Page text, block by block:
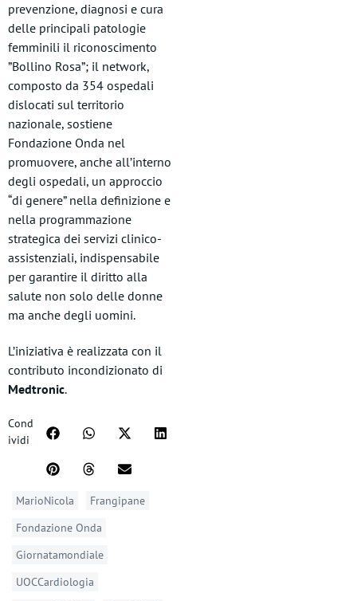
prevenzione, diagnosi e cura
delle principali patologie
femminili il riconoscimento
”Bollino Rosa”; il network,
composto da 354 ospedali
dislocati sul territorio
nazionale, sostiene
Fondazione Onda nel
promuovere, anche all’interno
degli ospedali, un approccio
“di genere” nella definizione e
nella programmazione
strategica dei servizi clinico-
assistenziali, indispensabile
per garantire il diritto alla
salute non solo delle donne
ma anche degli uomini.
L’iniziativa è realizzata con il
contributo incondizionato di
Medtronic.
Cond
ividi
MarioNicola
Frangipane
Fondazione Onda
Giornatamondiale
UOCCardiologia